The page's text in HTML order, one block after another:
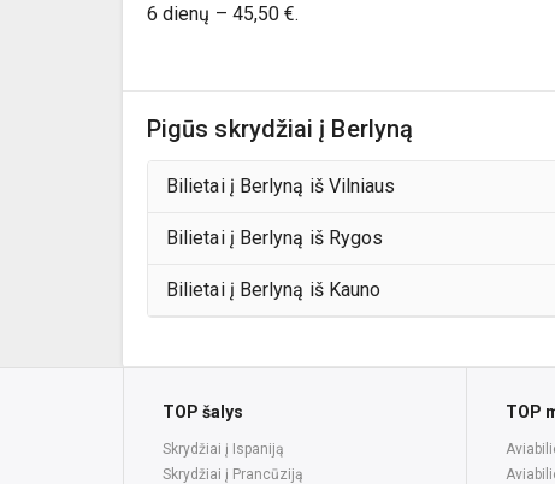
6 dienų – 45,50 €.
Pigūs skrydžiai į Berlyną
Bilietai į Berlyną iš Vilniaus
Bilietai į Berlyną iš Rygos
Bilietai į Berlyną iš Kauno
TOP šalys
Skrydžiai į Ispaniją
Skrydžiai į Prancūziją
TOP